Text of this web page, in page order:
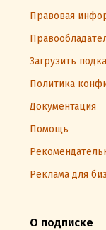
Правовая
Загрузить
Политика
Документация
Помощь
Реклама для
О подписке